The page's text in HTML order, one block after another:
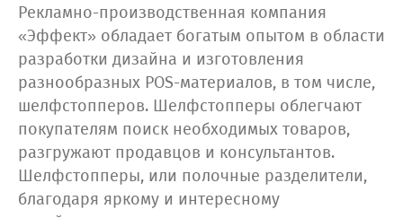
Рекламно-производственная компания
«Эффект» обладает богатым опытом в области
разработки дизайна и изготовления
разнообразных POS-материалов, в том числе,
шелфстопперов. Шелфстопперы облегчают
покупателям поиск необходимых товаров,
разгружают продавцов и консультантов.
Шелфстопперы, или полочные разделители,
благодаря яркому и интересному